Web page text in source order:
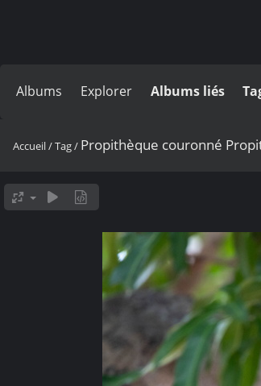
Albums Explorer Albums liés
Accueil/Tag/ Propithèque couronné